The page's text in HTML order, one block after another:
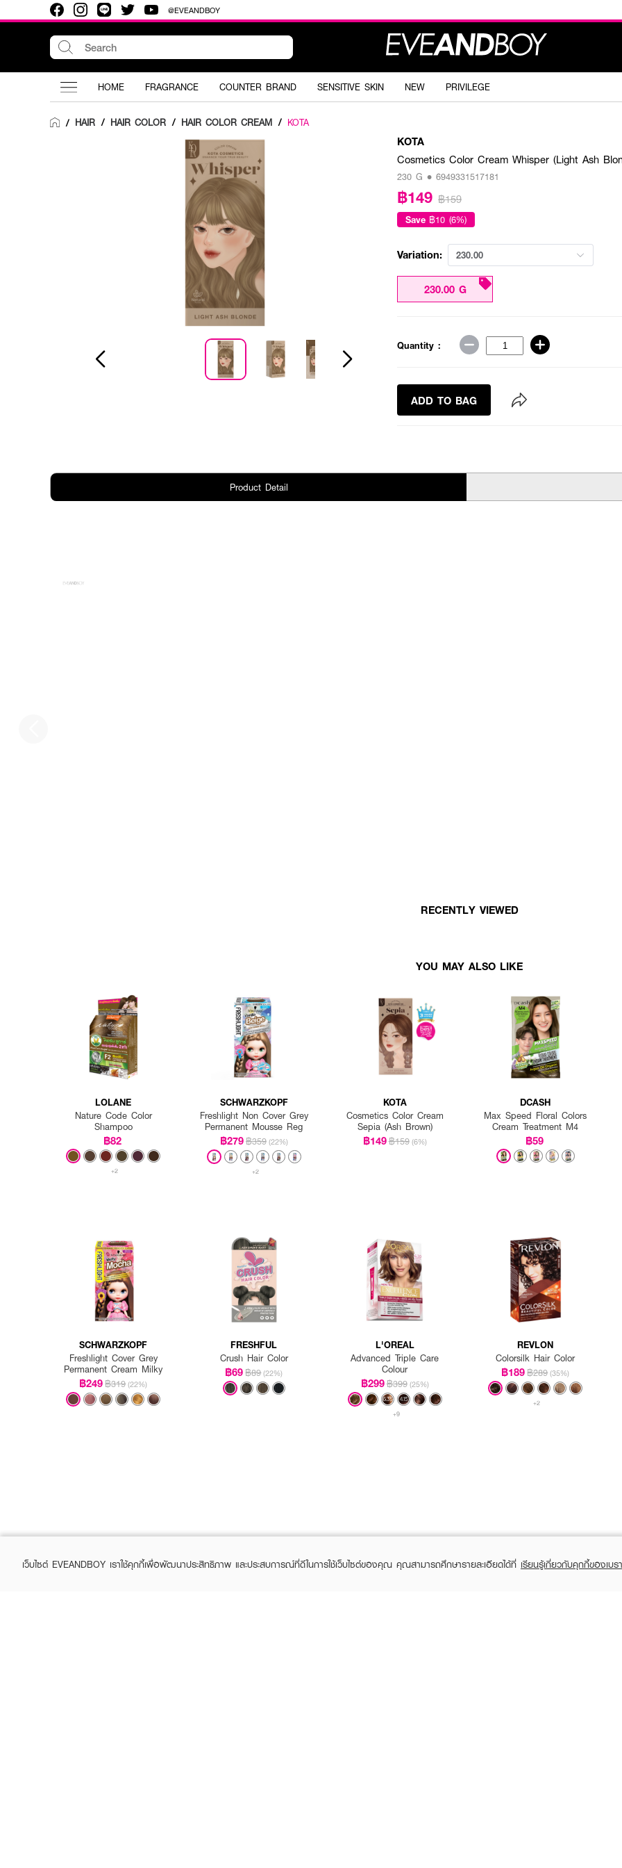
@EVEANDBOY
HOME FRAGRANCE COUNTER BRAND SENSITIVE SKIN NEW PRIVILEGE
/ HAIR / HAIR COLOR / HAIR COLOR CREAM / KOTA
KOTA
Cosmetics Color Cream Whisper (Light Ash
230 G • 6949331517181
฿149 ฿159
Save ฿10 (6%)
Variation: 230.00
230.00 G
Quantity :
ADD TO BAG
Product Detail
RECENTLY VIEWED
YOU MAY ALSO LIKE
LOLANE
Nature Code Color
Shampoo
฿82
+2
SCHWARZKOPF
Freshlight Non Cover Grey
Permanent Mousse Reg
฿279฿359 (22%)
+2
KOTA
Cosmetics Color Cream
Sepia (Ash Brown)
฿149฿159 (6%)
DCASH
Max Speed Floral Colors
Cream Treatment M4
฿59
SCHWARZKOPF
Freshlight Cover Grey
Permanent Cream Milky
฿249฿319 (22%)
FRESHFUL
Crush Hair Color
฿69฿89 (22%)
L'OREAL
Advanced Triple Care
Colour
฿299฿399 (25%)
+9
REVLON
Colorsilk Hair Color
฿189฿289 (35%)
+2
เว็บไซต์ EVEANDBOY เราใช้คุกกี้เพื่อพัฒนาประสิทธิภาพ และประสบการณ์ที่ดีในการใช้เว็บไซต์ของคุณ คุณสามารถศึกษารายละเอียดได้ที่ เรียนรู้เกี่ยวกับคุกกี้ของเบร